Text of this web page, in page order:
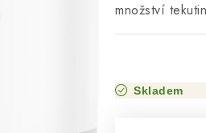
množství
Skladem